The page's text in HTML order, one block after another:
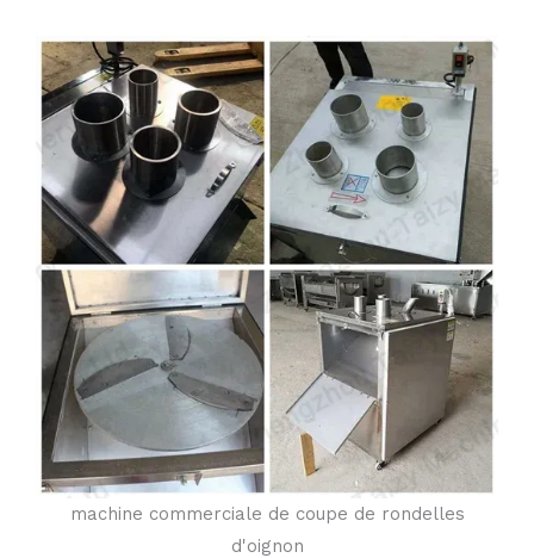
machine commerciale de coupe de rondelles
d'oignon